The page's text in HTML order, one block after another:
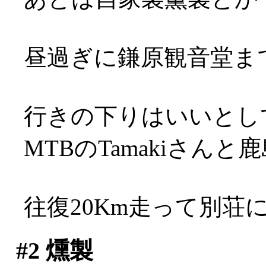
昼過ぎに鎌原観音堂
行きの下りはいいと
MTBのTamakiさんと
往復20Km走って別荘
#2 燻製